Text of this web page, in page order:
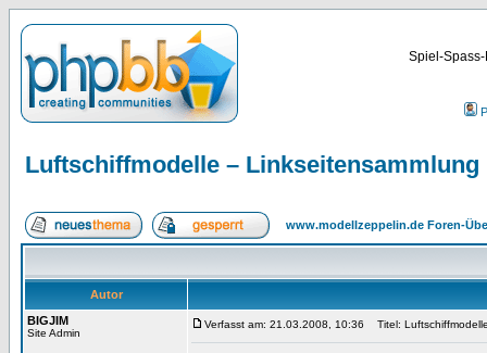
Spiel-
Luftschiffmodelle – Linkseitensammlung
www.modellzeppelin.de Foren-
Autor
BIGJIM
Site Admin
Verfasst am: 21.03.2008, 10:36 Titel: